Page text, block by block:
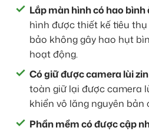
Lắp màn hình có hao
hình được thiết kế tiêu
bảo không gây hao hụt
hoạt động.
Có giữ được camera lùi
toàn giữ lại được camera
khiển vô lăng nguyên bản
Phần mềm có được cập